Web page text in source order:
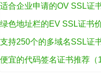
适合企业申请的OV SSL证
绿色地址栏的EV SSL证书
支持250个的多域名SSL证
便宜的代码签名证书推荐（